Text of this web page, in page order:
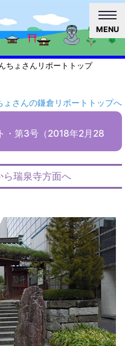
MENU
ちょさんリポートトップ
さんの鎌倉リポートトップへ
・第3号（2018年2月28
瑞泉寺方面へ